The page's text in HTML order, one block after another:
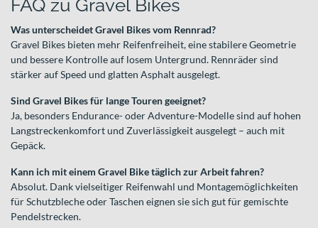
FAQ zu Gravel Bikes
Was unterscheidet Gravel Bikes vom Rennrad?
Gravel Bikes bieten mehr Reifenfreiheit, eine stabilere Geometrie
und bessere Kontrolle auf losem Untergrund. Rennräder sind
stärker auf Speed und glatten Asphalt ausgelegt.
Sind Gravel Bikes für lange Touren geeignet?
Ja, besonders Endurance- oder Adventure-Modelle sind auf hohen
Langstreckenkomfort und Zuverlässigkeit ausgelegt – auch mit
Gepäck.
Kann ich mit einem Gravel Bike täglich zur Arbeit fahren?
Absolut. Dank vielseitiger Reifenwahl und Montagemöglichkeiten
für Schutzbleche oder Taschen eignen sie sich gut für gemischte
Pendelstrecken.